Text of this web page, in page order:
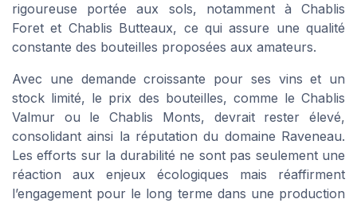
rigoureuse portée aux sols, notamment à Chablis
Foret et Chablis Butteaux, ce qui assure une qualité
constante des bouteilles proposées aux amateurs.
Avec une demande croissante pour ses vins et un
stock limité, le prix des bouteilles, comme le Chablis
Valmur ou le Chablis Monts, devrait rester élevé,
consolidant ainsi la réputation du domaine Raveneau.
Les efforts sur la durabilité ne sont pas seulement une
réaction aux enjeux écologiques mais réaffirment
l’engagement pour le long terme dans une production